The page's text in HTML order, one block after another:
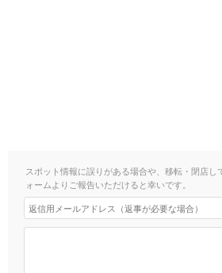
スポット情報に誤りがある場合や、移転・閉店し
ォームよりご報告いただけると幸いです。